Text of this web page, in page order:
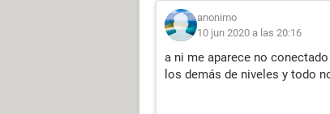
anonimo
10 jun 2020 a las 20:16
a ni me aparece no
los demás de niveles y todo